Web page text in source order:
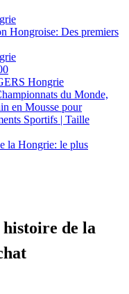
Hongroise: Des premiers
Hongrie
du Monde,
en Mousse pour
Sportifs | Taille
la Hongrie: le plus
de la